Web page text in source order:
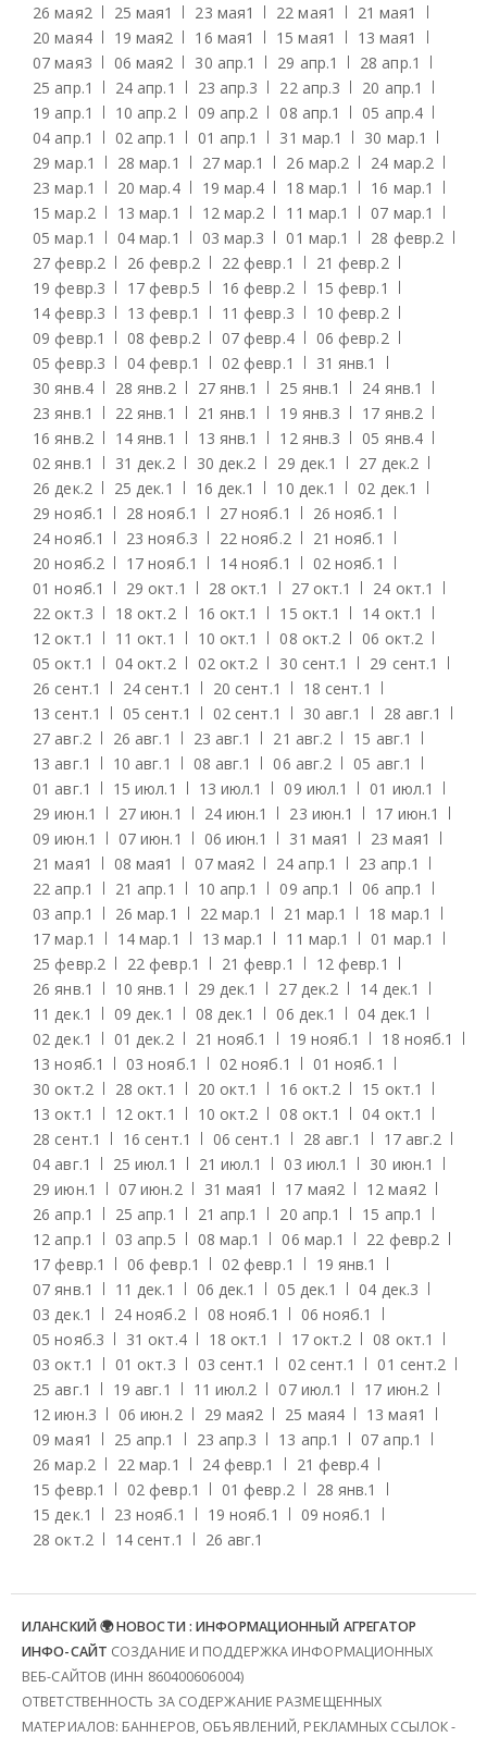
26 мая2 25 мая1 23 мая1 22 мая1 21 мая1
20 мая4 19 мая2 16 мая1 15 мая1 13 мая1
07 мая3 06 мая2 30 апр.1 29 апр.1 28 апр.1
25 апр.1 24 апр.1 23 апр.3 22 апр.3 20 апр.1
19 апр.1 10 апр.2 09 апр.2 08 апр.1 05 апр.4
04 апр.1 02 апр.1 01 апр.1 31 мар.1 30 мар.1
29 мар.1 28 мар.1 27 мар.1 26 мар.2 24 мар.2
23 мар.1 20 мар.4 19 мар.4 18 мар.1 16 мар.1
15 мар.2 13 мар.1 12 мар.2 11 мар.1 07 мар.1
05 мар.1 04 мар.1 03 мар.3 01 мар.1 28 февр.2
27 февр.2 26 февр.2 22 февр.1 21 февр.2
19 февр.3 17 февр.5 16 февр.2 15 февр.1
14 февр.3 13 февр.1 11 февр.3 10 февр.2
09 февр.1 08 февр.2 07 февр.4 06 февр.2
05 февр.3 04 февр.1 02 февр.1 31 янв.1
30 янв.4 28 янв.2 27 янв.1 25 янв.1 24 янв.1
23 янв.1 22 янв.1 21 янв.1 19 янв.3 17 янв.2
16 янв.2 14 янв.1 13 янв.1 12 янв.3 05 янв.4
02 янв.1 31 дек.2 30 дек.2 29 дек.1 27 дек.2
26 дек.2 25 дек.1 16 дек.1 10 дек.1 02 дек.1
29 нояб.1 28 нояб.1 27 нояб.1 26 нояб.1
24 нояб.1 23 нояб.3 22 нояб.2 21 нояб.1
20 нояб.2 17 нояб.1 14 нояб.1 02 нояб.1
01 нояб.1 29 окт.1 28 окт.1 27 окт.1 24 окт.1
22 окт.3 18 окт.2 16 окт.1 15 окт.1 14 окт.1
12 окт.1 11 окт.1 10 окт.1 08 окт.2 06 окт.2
05 окт.1 04 окт.2 02 окт.2 30 сент.1 29 сент.1
26 сент.1 24 сент.1 20 сент.1 18 сент.1
13 сент.1 05 сент.1 02 сент.1 30 авг.1 28 авг.1
27 авг.2 26 авг.1 23 авг.1 21 авг.2 15 авг.1
13 авг.1 10 авг.1 08 авг.1 06 авг.2 05 авг.1
01 авг.1 15 июл.1 13 июл.1 09 июл.1 01 июл.1
29 июн.1 27 июн.1 24 июн.1 23 июн.1 17 июн.1
09 июн.1 07 июн.1 06 июн.1 31 мая1 23 мая1
21 мая1 08 мая1 07 мая2 24 апр.1 23 апр.1
22 апр.1 21 апр.1 10 апр.1 09 апр.1 06 апр.1
03 апр.1 26 мар.1 22 мар.1 21 мар.1 18 мар.1
17 мар.1 14 мар.1 13 мар.1 11 мар.1 01 мар.1
25 февр.2 22 февр.1 21 февр.1 12 февр.1
26 янв.1 10 янв.1 29 дек.1 27 дек.2 14 дек.1
11 дек.1 09 дек.1 08 дек.1 06 дек.1 04 дек.1
02 дек.1 01 дек.2 21 нояб.1 19 нояб.1 18 нояб.1
13 нояб.1 03 нояб.1 02 нояб.1 01 нояб.1
30 окт.2 28 окт.1 20 окт.1 16 окт.2 15 окт.1
13 окт.1 12 окт.1 10 окт.2 08 окт.1 04 окт.1
28 сент.1 16 сент.1 06 сент.1 28 авг.1 17 авг.2
04 авг.1 25 июл.1 21 июл.1 03 июл.1 30 июн.1
29 июн.1 07 июн.2 31 мая1 17 мая2 12 мая2
26 апр.1 25 апр.1 21 апр.1 20 апр.1 15 апр.1
12 апр.1 03 апр.5 08 мар.1 06 мар.1 22 февр.2
17 февр.1 06 февр.1 02 февр.1 19 янв.1
07 янв.1 11 дек.1 06 дек.1 05 дек.1 04 дек.3
03 дек.1 24 нояб.2 08 нояб.1 06 нояб.1
05 нояб.3 31 окт.4 18 окт.1 17 окт.2 08 окт.1
03 окт.1 01 окт.3 03 сент.1 02 сент.1 01 сент.2
25 авг.1 19 авг.1 11 июл.2 07 июл.1 17 июн.2
12 июн.3 06 июн.2 29 мая2 25 мая4 13 мая1
09 мая1 25 апр.1 23 апр.3 13 апр.1 07 апр.1
26 мар.2 22 мар.1 24 февр.1 21 февр.4
15 февр.1 02 февр.1 01 февр.2 28 янв.1
15 дек.1 23 нояб.1 19 нояб.1 09 нояб.1
28 окт.2 14 сент.1 26 авг.1
ИЛАНСКИЙ 🌍 НОВОСТИ : ИНФОРМАЦИОННЫЙ АГРЕГАТОР
ИНФО-САЙТ СОЗДАНИЕ И ПОДДЕРЖКА ИНФОРМАЦИОННЫХ
ВЕБ-САЙТОВ (ИНН 860400606004)
ОТВЕТСТВЕННОСТЬ ЗА СОДЕРЖАНИЕ РАЗМЕЩЕННЫХ
МАТЕРИАЛОВ: БАННЕРОВ, ОБЪЯВЛЕНИЙ, РЕКЛАМНЫХ ССЫЛОК -